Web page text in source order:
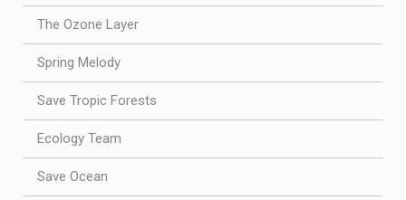
The Ozone Layer
Spring Melody
Save Tropic Forests
Ecology Team
Save Ocean